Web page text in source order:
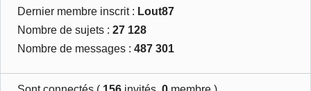
Dernier membre inscrit : Lout87
Nombre de sujets :27 128
Nombre de messages :487 301